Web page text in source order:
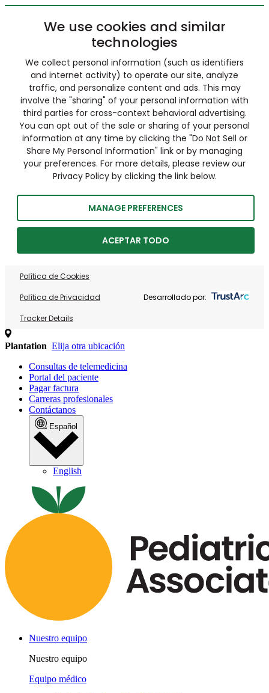
We use cookies and similar
technologies
We collect personal information (such as identifiers
and internet activity) to operate our site, analyze
traffic, and personalize content and ads. This may
involve the "sharing" of your personal information with
third parties for cross-context behavioral advertising.
You can opt out of the sale or sharing of your personal
information at any time by clicking the "Do Not Sell or
Share My Personal Information" link or by managing
your preferences. For more details, please review our
Privacy Policy by clicking the link below.
MANAGE PREFERENCES
ACEPTAR TODO
Política de Cookies
Política de Privacidad
Tracker Details
Desarrollado por:
Plantation Elija otra ubicación
Consultas de telemedicina
Portal del paciente
Pagar factura
Carreras profesionales
Contáctanos
Español
English
Nuestro equipo
Nuestro equipo
Equipo médico